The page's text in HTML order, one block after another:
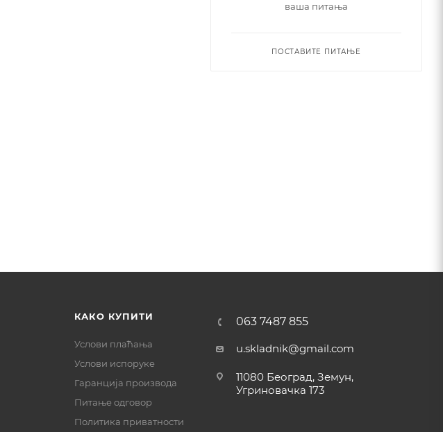
ваша питања
ПОСТАВИТЕ ПИТАЊЕ
КАКО КУПИТИ
Услови плаћања
Услови испоруке
Гаранција производа
Питање одговор
Политика приватности
063 7487 855
u.skladnik@gmail.com
11080 Београд, Земун,
Угриновачка 173